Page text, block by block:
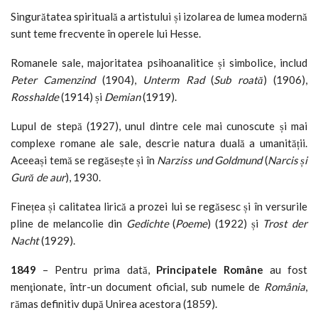
Singurătatea spirituală a artistului și izolarea de lumea modernă
sunt teme frecvente în operele lui Hesse.
Romanele sale, majoritatea psihoanalitice și simbolice, includ
Peter Camenzind(1904), Unterm Rad(Sub roată) (1906),
Rosshalde(1914) și Demian(1919).
Lupul de stepă (1927), unul dintre cele mai cunoscute și mai
complexe romane ale sale, descrie natura duală a umanității.
Aceeași temă se regăsește și în Narziss und Goldmund(Narcis și
Gură de aur), 1930.
Finețea și calitatea lirică a prozei lui se regăsesc și în versurile
pline de melancolie din Gedichte(Poeme) (1922) și Trost der
Nacht(1929).
1849 – Pentru prima dată, Principatele Române au fost
menţionate, într-un document oficial, sub numele de România,
rămas definitiv după Unirea acestora (1859).